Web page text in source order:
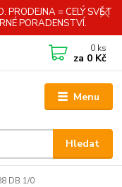
PRODEJNA = CELÝ SVĚT
PORADENSTVÍ.
Menu
Hledat
0 ks
za 0 Kč
DB 1/0